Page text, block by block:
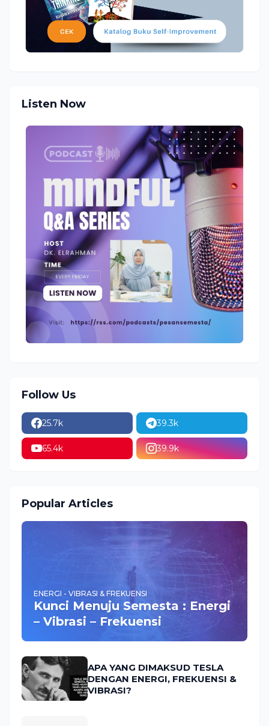
Listen Now
Follow Us
25.7k 39.3k
65.4k 39.9k
Popular Articles
ENERGI - VIBRASI & FREKUENSI
Kunci Menuju Semesta : Energi
– Vibrasi – Frekuensi
APA YANG DIMAKSUD TESLA
DENGAN ENERGI, FREKUENSI &
VIBRASI?